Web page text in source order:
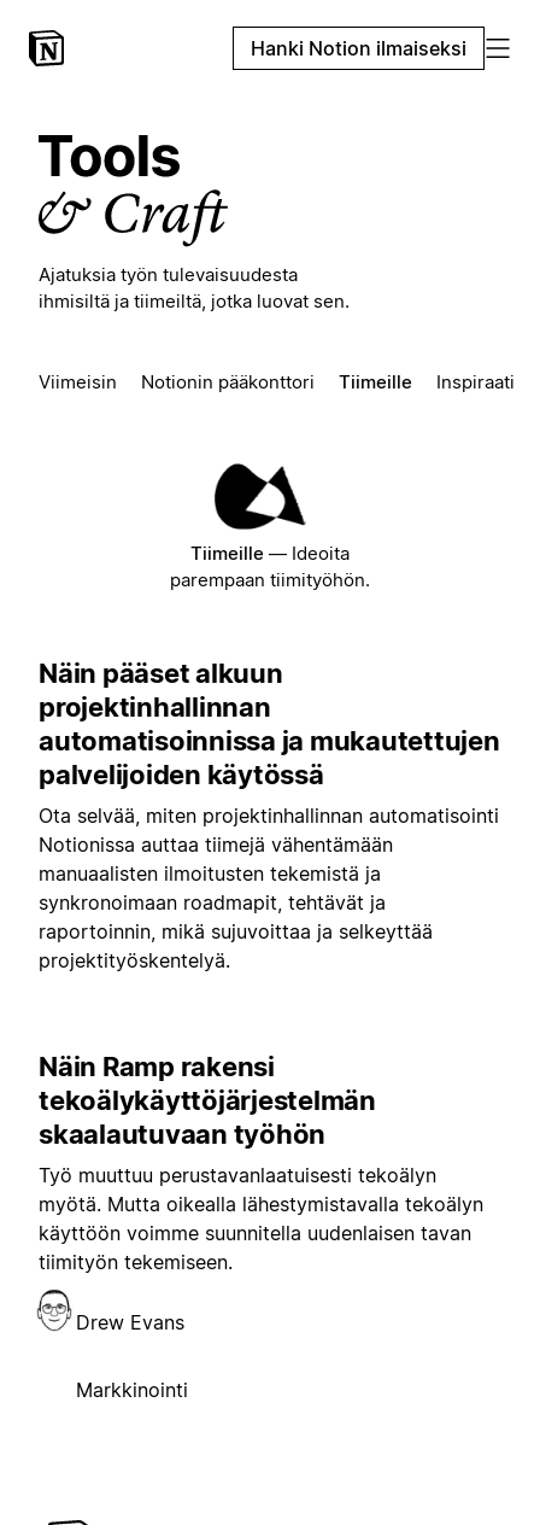
Hanki Notion ilmaiseksi
Ajatuksia työn tulevaisuudesta
ihmisiltä ja tiimeiltä, jotka luovat sen.
Viimeisin Notionin pääkonttori Tiimeille Inspiraatio
Tiimeille — Ideoita
parempaan tiimityöhön.
Näin pääset alkuun
projektinhallinnan
automatisoinnissa ja mukautettujen
palvelijoiden käytössä
Ota selvää, miten projektinhallinnan automatisointi
Notionissa auttaa tiimejä vähentämään
manuaalisten ilmoitusten tekemistä ja
synkronoimaan roadmapit, tehtävät ja
raportoinnin, mikä sujuvoittaa ja selkeyttää
projektityöskentelyä.
Näin Ramp rakensi
tekoälykäyttöjärjestelmän
skaalautuvaan työhön
Työ muuttuu perustavanlaatuisesti tekoälyn
myötä. Mutta oikealla lähestymistavalla tekoälyn
käyttöön voimme suunnitella uudenlaisen tavan
tiimityön tekemiseen.
Drew Evans
Markkinointi